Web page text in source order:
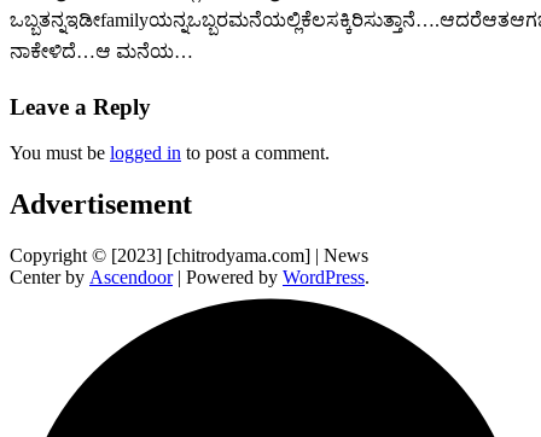
ನಾಕೇಳಿದೆ…ಆ ಮನೆಯ…
Leave a Reply
You must be logged in to post a comment.
Advertisement
Copyright © [2023] [chitrodyama.com] | News
Center by Ascendoor| Powered by WordPress.